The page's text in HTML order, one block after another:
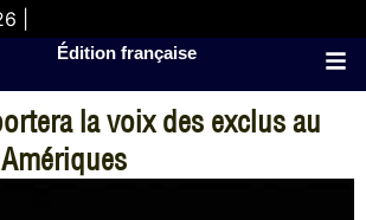
|
Édition française
la voix des exclus au